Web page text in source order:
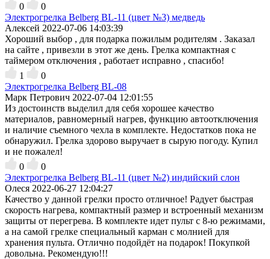
0
0
Электрогрелка Belberg BL-11 (цвет №3) медведь
Алексей 2022-07-06 14:03:39
Хороший выбор , для подарка пожилым родителям . Заказал
на сайте , привезли в этот же день. Грелка компактная с
таймером отключения , работает исправно , спасибо!
1
0
Электрогрелка Belberg BL-08
Марк Петрович 2022-07-04 12:01:55
Из достоинств выделил для себя хорошее качество
материалов, равномерный нагрев, функцию автоотключения
и наличие съемного чехла в комплекте. Недостатков пока не
обнаружил. Грелка здорово выручает в сырую погоду. Купил
и не пожалел!
0
0
Электрогрелка Belberg BL-11 (цвет №2) индийский слон
Олеся 2022-06-27 12:04:27
Качество у данной грелки просто отличное! Радует быстрая
скорость нагрева, компактный размер и встроенный механизм
защиты от перегрева. В комплекте идет пульт с 8-ю режимами,
а на самой грелке специальный карман с молнией для
хранения пульта. Отлично подойдёт на подарок! Покупкой
довольна. Рекомендую!!!